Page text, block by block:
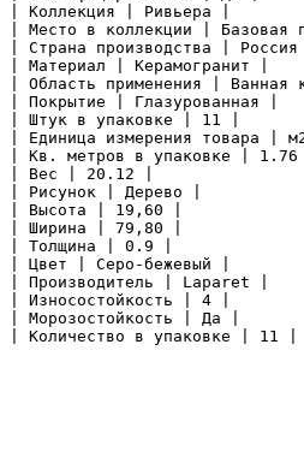
| Коллекция | Ривьера |
| Место в коллекции | Базовая
| Страна производства | Россия
| Материал | Керамогранит |
| Область применения | Ванная
| Покрытие | Глазурованная |
| Штук в упаковке | 11 |
| Единица измерения товара |
| Кв. метров в упаковке | 1.76
| Вес | 20.12 |
| Рисунок | Дерево |
| Высота | 19,60 |
| Ширина | 79,80 |
| Толщина | 0.9 |
| Цвет | Серо-бежевый |
| Производитель | Laparet |
| Износостойкость | 4 |
| Морозостойкость | Да |
| Количество в упаковке | 11 |